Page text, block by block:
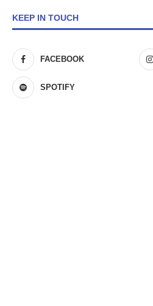
KEEP IN TOUCH
FACEBOOK
SPOTIFY